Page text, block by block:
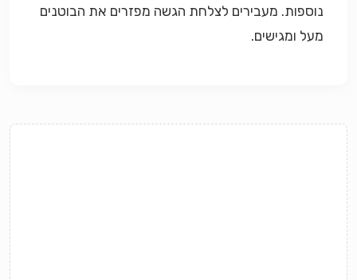
נוספות. מעבירים לצלחת הגשה מפזרים את הבוטנים
מעל ומגישים.